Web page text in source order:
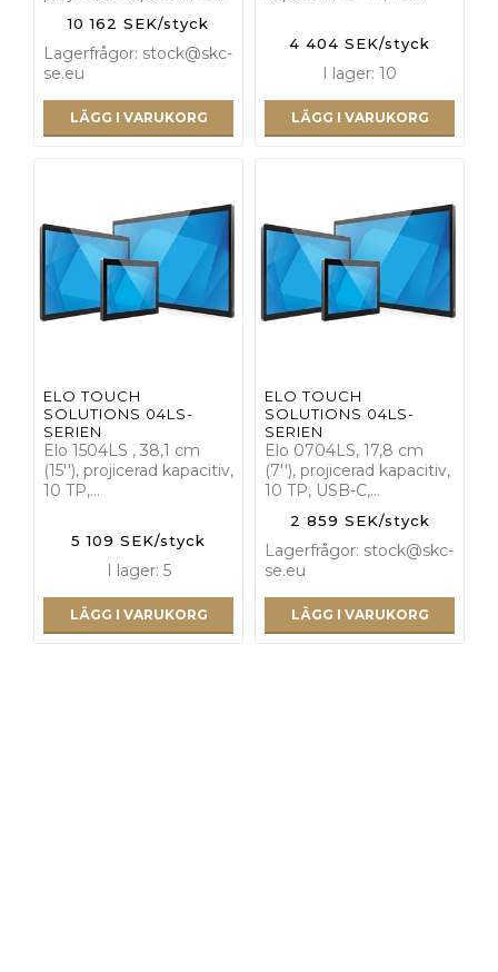
10 162 SEK/styck
Lagerfrågor: stock@skc-
se.eu
LÄGG I VARUKORG
4 404 SEK/styck
I lager: 10
LÄGG I VARUKORG
ELO TOUCH
SOLUTIONS 04LS-
SERIEN
Elo 1504LS , 38,1 cm
(15''), projicerad kapacitiv,
10 TP,…
5 109 SEK/styck
I lager: 5
LÄGG I VARUKORG
ELO TOUCH
SOLUTIONS 04LS-
SERIEN
Elo 0704LS, 17,8 cm
(7''), projicerad kapacitiv,
10 TP, USB-C,…
2 859 SEK/styck
Lagerfrågor: stock@skc-
se.eu
LÄGG I VARUKORG